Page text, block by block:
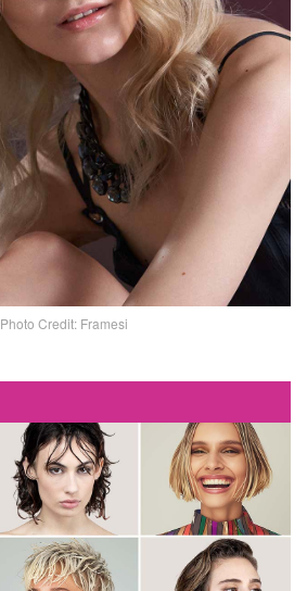
Photo Credit: Framesi